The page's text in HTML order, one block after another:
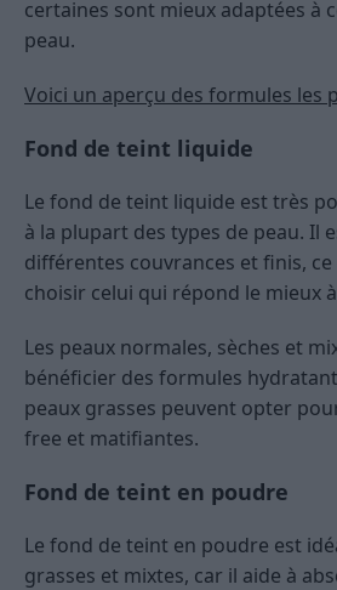
certaines sont mieux adaptées à
peau.
Voici un aperçu des formules les
Fond de teint liquide
Le fond de teint liquide est très
à la plupart des types de peau. Il
différentes couvrances et finis,
choisir celui qui répond le mieux
Les peaux normales, sèches et
bénéficier des formules
peaux grasses peuvent opter
free et matifiantes.
Fond de teint en poudre
Le fond de teint en poudre est
grasses et mixtes, car il aide à